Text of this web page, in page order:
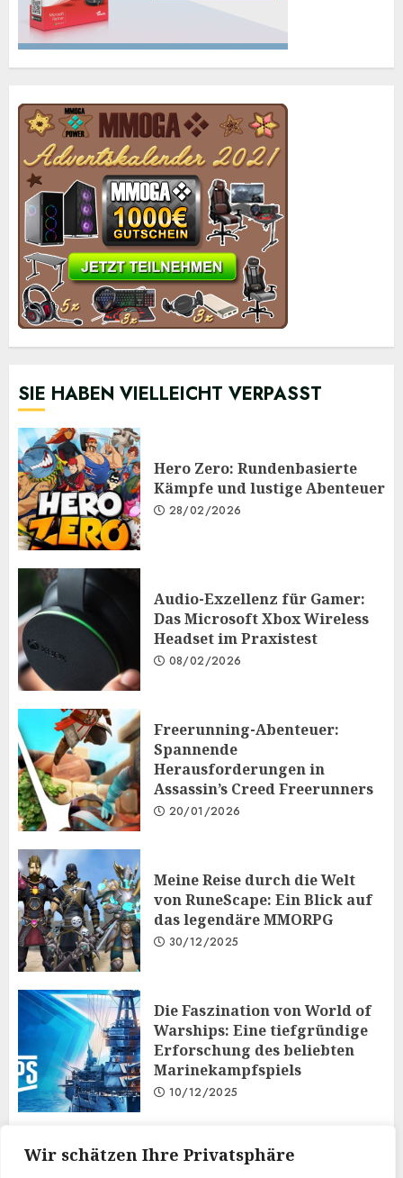
Wir schätzen Ihre Privatsphäre
SIE HABEN VIELLEICHT VERPASST
Hero Zero: Rundenbasierte
Kämpfe und lustige Abenteuer
28/02/2026
Audio-Exzellenz für Gamer:
Das Microsoft Xbox Wireless
Headset im Praxistest
08/02/2026
Freerunning-Abenteuer:
Spannende
Herausforderungen in
Assassin’s Creed Freerunners
20/01/2026
Meine Reise durch die Welt
von RuneScape: Ein Blick auf
das legendäre MMORPG
30/12/2025
Die Faszination von World of
Warships: Eine tiefgründige
Erforschung des beliebten
Marinekampfspiels
10/12/2025
Taktisches Denken und
Diplomatie: Der